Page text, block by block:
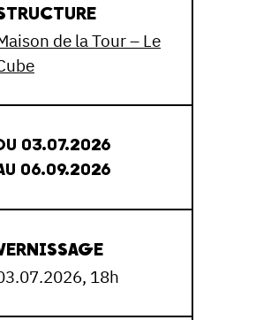
de la Tour – Le
03.07.2026
06.09.2026
18h